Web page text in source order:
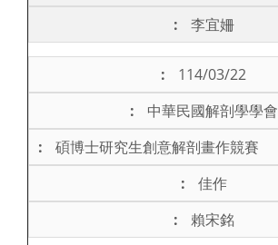
李宜姍
114/03/22
中華民國解剖學學會
碩博士研究生創意解剖畫作競賽
佳作
賴宋銘